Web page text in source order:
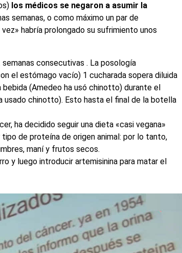
los médicos se negaron a asumir la
semanas, o como máximo un par de
habría prolongado su sufrimiento unos
consecutivas . La posología
el estómago vacío) 1 cucharada sopera diluida
(Amedeo ha usó chinotto) durante el
usado chinotto). Esto hasta el final de la botella
ha decidido seguir una dieta «casi vegana»
de proteína de origen animal: por lo tanto,
maní y frutos secos.
y luego introducir artemisinina para matar el